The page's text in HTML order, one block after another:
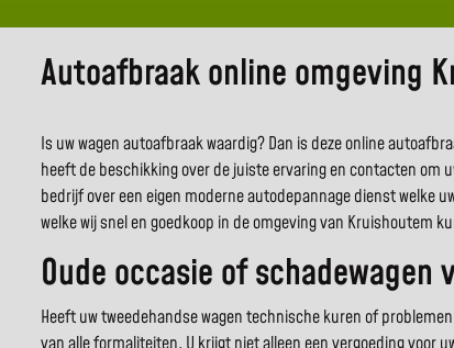
Autoafbraak online omgeving
Is uw wagen autoafbraak waardig? Dan is deze online
heeft de beschikking over de juiste ervaring en contacten om
bedrijf over een eigen moderne autodepannage dienst welke
welke wij snel en goedkoop in de omgeving van Kruishoutem
Oude occasie of
Heeft uw tweedehandse wagen technische kuren of